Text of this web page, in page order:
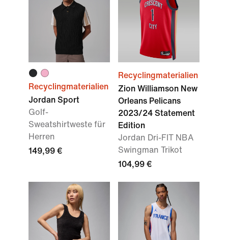
Recyclingmaterialien
Jordan Sport
Golf-
Sweatshirtweste für
Herren
149,99 €
Recyclingmaterialien
Zion Williamson New
Orleans Pelicans
2023/24 Statement
Edition
Jordan Dri-FIT NBA
Swingman Trikot
104,99 €